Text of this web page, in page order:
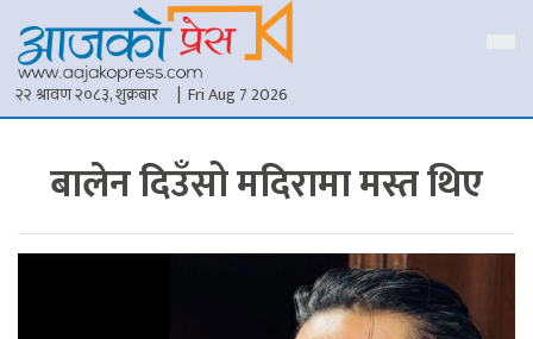
२२ श्रावण २०८३, शुक्रबार | Fri Aug 7 2026
बालेन दिउँसो मदिरामा मस्त थिए